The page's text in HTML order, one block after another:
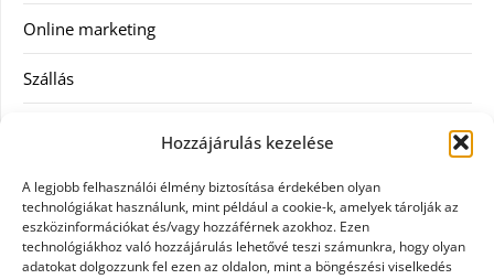
Hozzájárulás kezelése
A legjobb felhasználói élmény biztosítása érdekében olyan
technológiákat használunk, mint például a cookie-k, amelyek tárolják az
eszközinformációkat és/vagy hozzáférnek azokhoz. Ezen
technológiákhoz való hozzájárulás lehetővé teszi számunkra, hogy olyan
adatokat dolgozzunk fel ezen az oldalon, mint a böngészési viselkedés
Online marketing
Szállás
Szellőztető
Szolgáltatás